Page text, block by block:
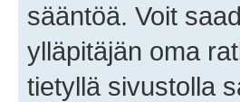
sääntöä. Voit
ylläpitäjän oma
tietyllä sivustolla